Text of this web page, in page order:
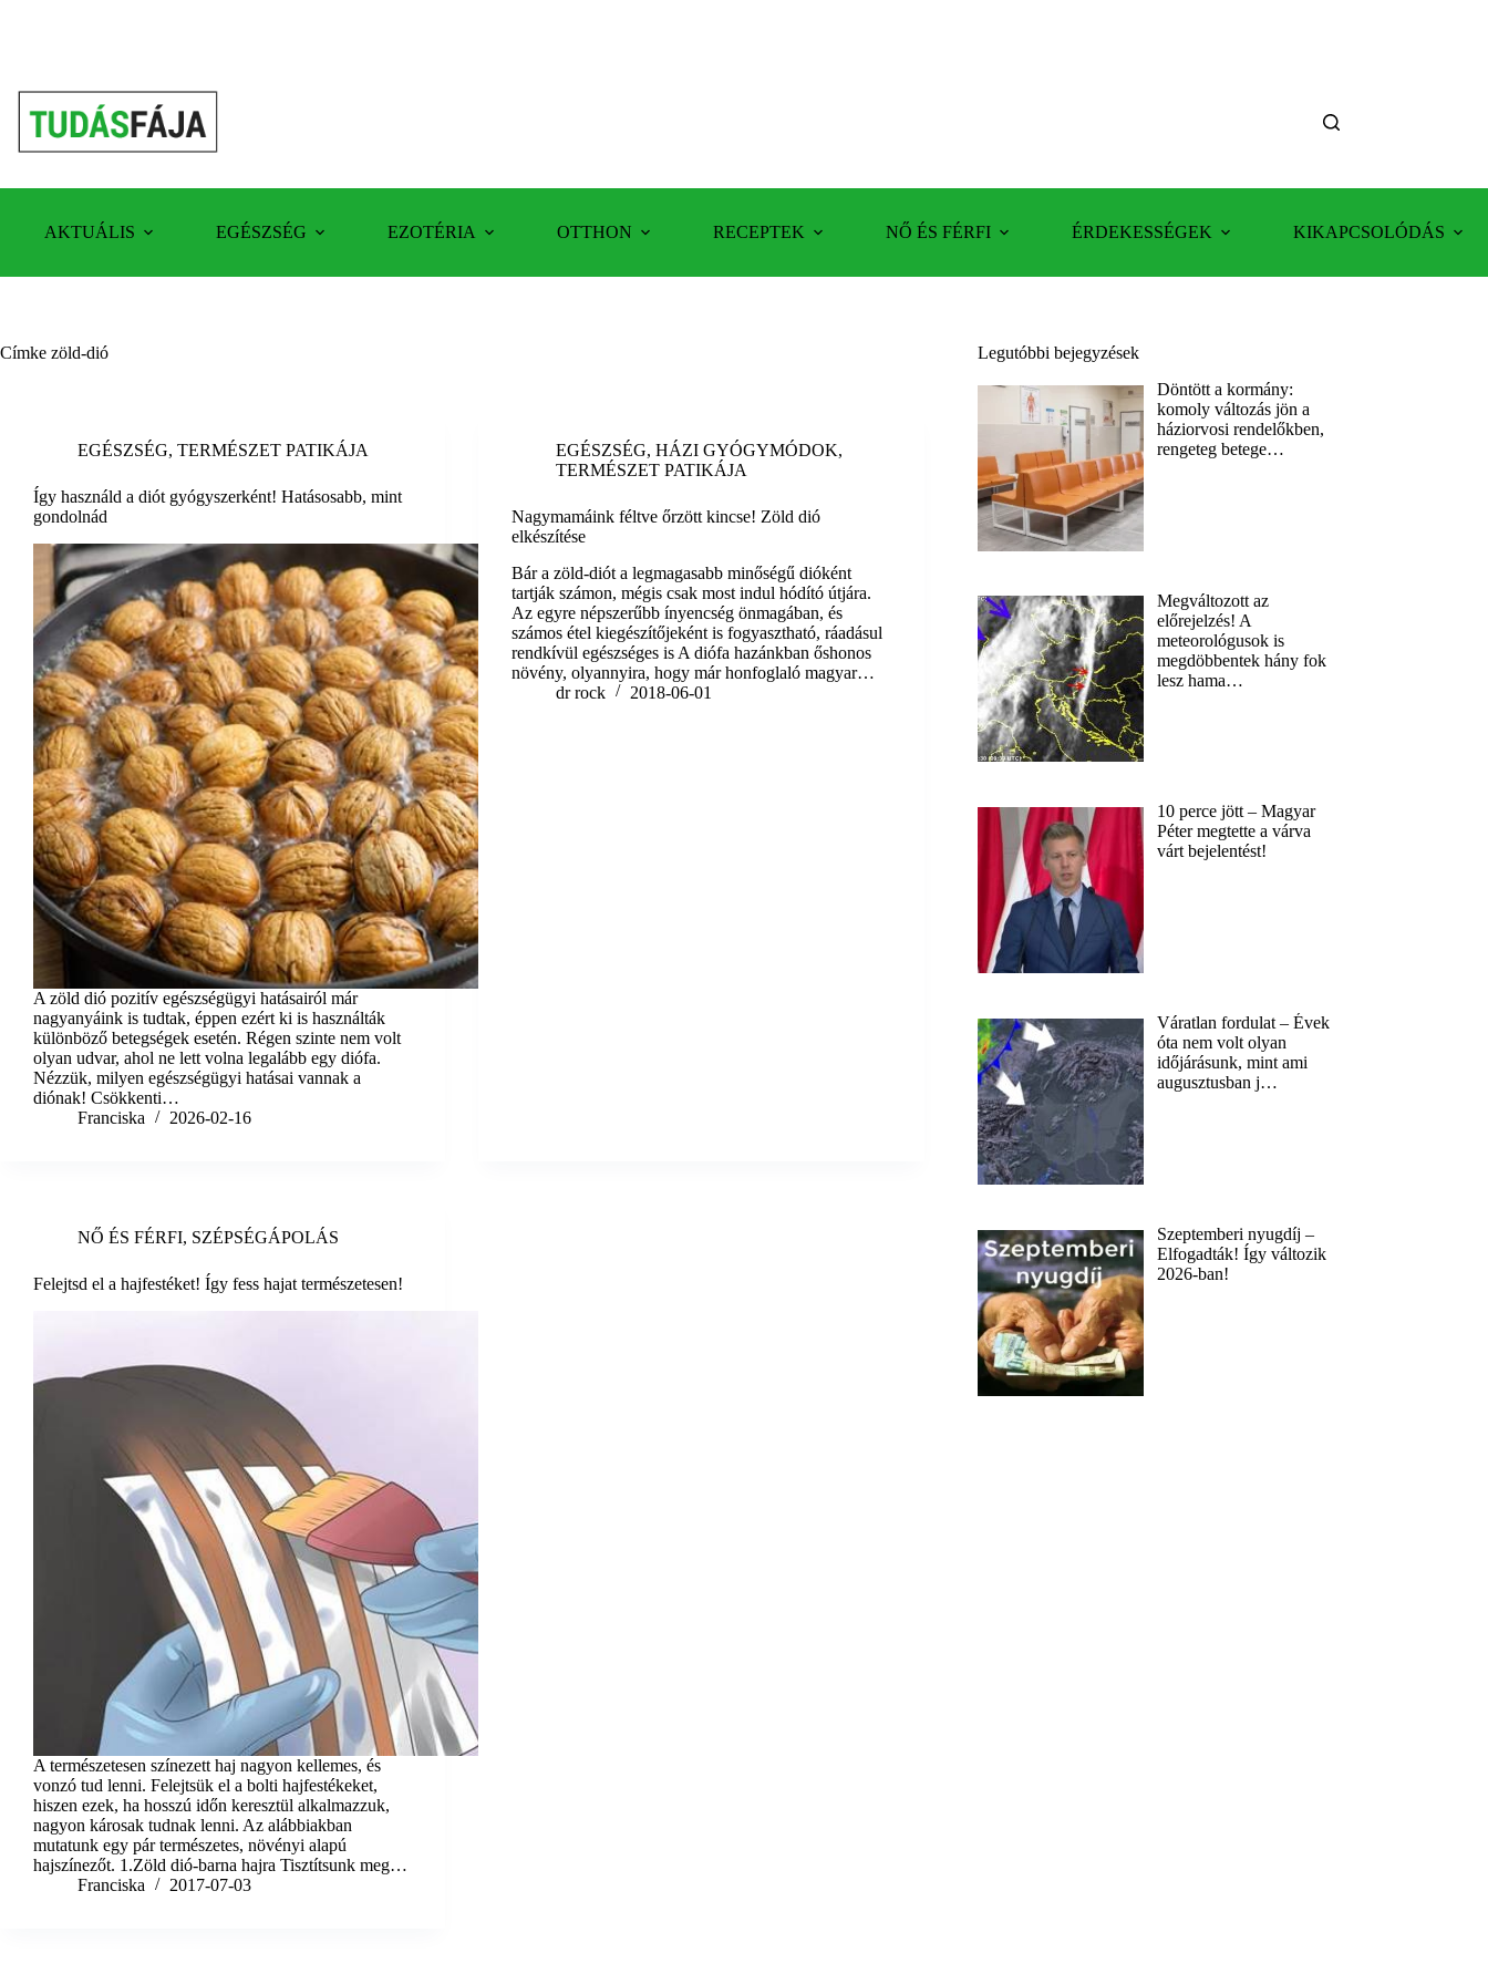
AKTUÁLIS EGÉSZSÉG EZOTÉRIA OTTHON RECEPTEK NŐ ÉS FÉRFI ÉRDEKESSÉGEK KIKAPCSOLÓDÁS
Címke zöld-dió
EGÉSZSÉG, TERMÉSZET PATIKÁJA
Így használd a diót gyógyszerként! Hatásosabb, mint
gondolnád
A zöld dió pozitív egészségügyi hatásairól már
nagyanyáink is tudtak, éppen ezért ki is használták
különböző betegségek esetén. Régen szinte nem volt
olyan udvar, ahol ne lett volna legalább egy diófa.
Nézzük, milyen egészségügyi hatásai vannak a
diónak! Csökkenti…
Franciska
2026-02-16
EGÉSZSÉG,HÁZI GYÓGYMÓDOK,
TERMÉSZET PATIKÁJA
Nagymamáink féltve őrzött kincse! Zöld dió
elkészítése
Bár a zöld-diót a legmagasabb minőségű dióként
tartják számon, mégis csak most indul hódító útjára.
Az egyre népszerűbb ínyencség önmagában, és
számos étel kiegészítőjeként is fogyasztható, ráadásul
rendkívül egészséges is A diófa hazánkban őshonos
növény, olyannyira, hogy már honfoglaló magyar…
dr rock
2018-06-01
NŐ ÉS FÉRFI, SZÉPSÉGÁPOLÁS
Felejtsd el a hajfestéket! Így fess hajat természetesen!
A természetesen színezett haj nagyon kellemes, és
vonzó tud lenni. Felejtsük el a bolti hajfestékeket,
hiszen ezek, ha hosszú időn keresztül alkalmazzuk,
nagyon károsak tudnak lenni. Az alábbiakban
mutatunk egy pár természetes, növényi alapú
hajszínezőt. 1.Zöld dió-barna hajra Tisztítsunk meg…
Franciska
2017-07-03
Legutóbbi bejegyzések
Döntött a kormány:
komoly változás jön a
háziorvosi rendelőkben,
rengeteg betege…
Megváltozott az
előrejelzés! A
meteorológusok is
megdöbbentek hány fok
lesz hama…
10 perce jött – Magyar
Péter megtette a várva
várt bejelentést!
Váratlan fordulat – Évek
óta nem volt olyan
időjárásunk, mint ami
augusztusban j…
Szeptemberi nyugdíj –
Elfogadták! Így változik
2026-ban!